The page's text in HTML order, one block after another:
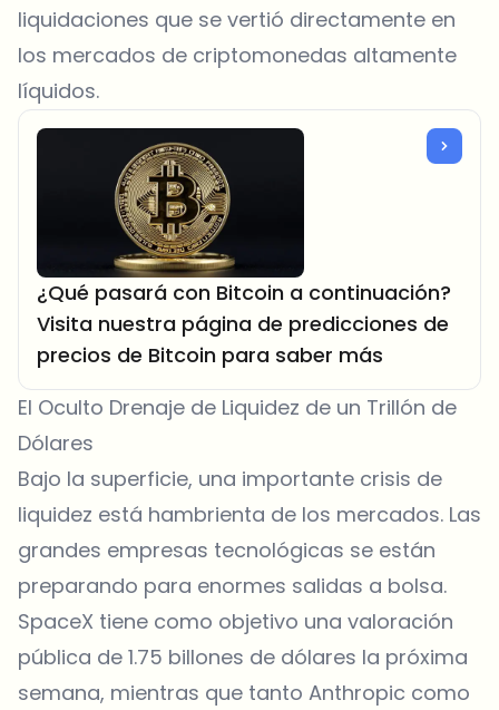
liquidaciones que se vertió directamente en
los mercados de criptomonedas altamente
líquidos.
¿Qué pasará con Bitcoin a continuación?
Visita nuestra página de predicciones de
precios de Bitcoin para saber más
El Oculto Drenaje de Liquidez de un Trillón de
Dólares
Bajo la superficie, una importante crisis de
liquidez está hambrienta de los mercados. Las
grandes empresas tecnológicas se están
preparando para enormes salidas a bolsa.
SpaceX tiene como objetivo una valoración
pública de 1.75 billones de dólares la próxima
semana, mientras que tanto Anthropic como